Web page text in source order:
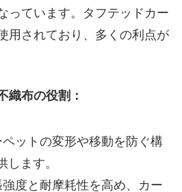
っています。タフテッドカー
用されており、多くの利点が
織布の役割：
ットの変形や移動を防ぐ構
します。
度と耐摩耗性を高め、カー